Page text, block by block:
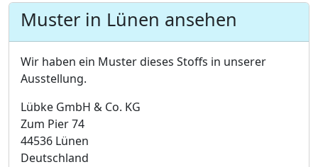
Muster in Lünen ansehen
Wir haben ein Muster dieses Stoffs in unserer
Ausstellung.
Lübke GmbH & Co. KG
Zum Pier 74
44536 Lünen
Deutschland